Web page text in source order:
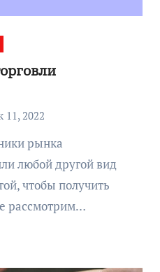
11, 2022
любой другой вид
чтобы получить
рассмотрим…